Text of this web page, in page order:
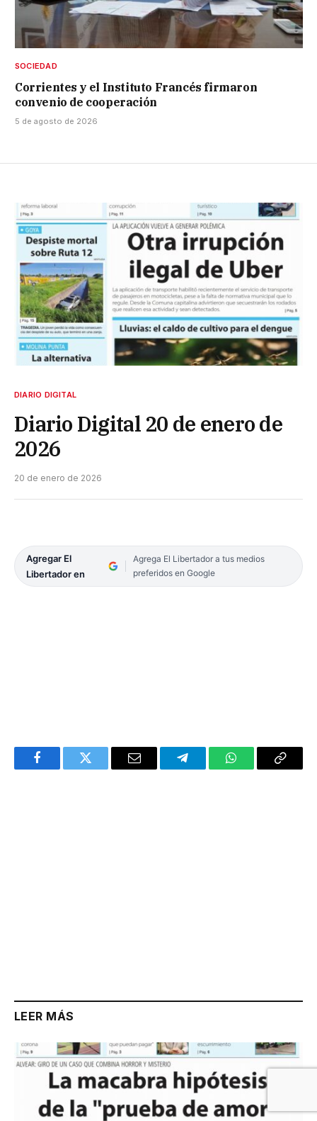
SOCIEDAD
Corrientes y el Instituto Francés firmaron
convenio de cooperación
5 de agosto de 2026
DIARIO DIGITAL
Diario Digital 20 de enero de
2026
20 de enero de 2026
Agregar El
Libertador en
Agrega El Libertador a tus medios
preferidos en Google
FacebookTwitter Email TelegramWhatsAppCopy
LEER MÁS